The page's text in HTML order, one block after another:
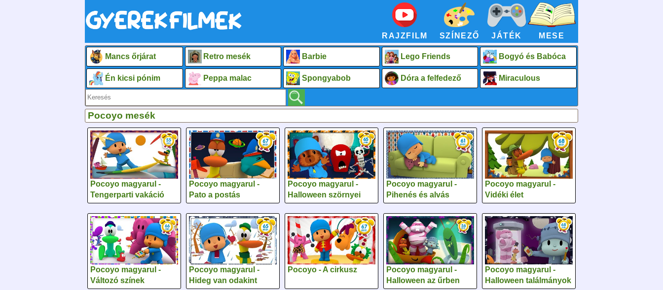
RAJZFILM SZÍNEZŐ JÁTÉK MESE
Mancs őrjárat Retro mesék Barbie Lego Friends Bogyó és Babóca
Én kicsi pónim Peppa malac Spongyabob Dóra a felfedező Miraculous
Pocoyo mesék
Pocoyo magyarul -
Tengerparti vakáció
Pocoyo magyarul -
Pato a postás
Pocoyo magyarul -
Halloween szörnyei
Pocoyo magyarul -
Pihenés és alvás
Pocoyo magyarul -
Vidéki élet
Pocoyo magyarul -
Változó színek
Pocoyo magyarul -
Hideg van odakint
Pocoyo - A cirkusz
Pocoyo magyarul -
Halloween az űrben
Pocoyo magyarul -
Halloween találmányok